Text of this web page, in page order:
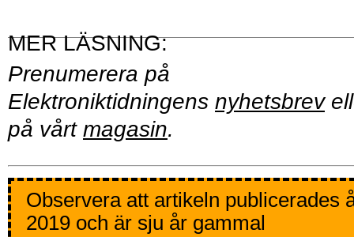
Prenumerera på
Elektroniktidningens nyhetsbrev
på vårt magasin.
Observera att artikeln publicerades
2019 och är sju år gammal